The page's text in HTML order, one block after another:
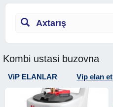
Axtarış
Kombi ustasi buzovna
ViP ELANLAR Vip elan et